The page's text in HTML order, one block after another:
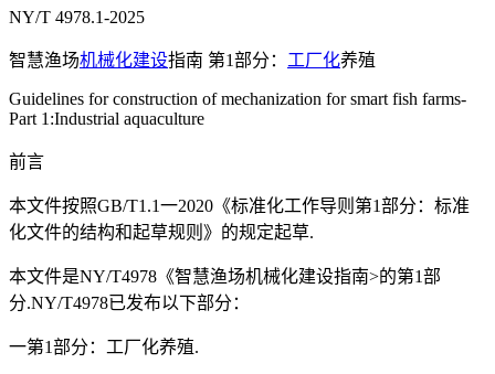
NY/T 4978.1-2025
智慧渔场机械化建设指南 第1部分： 工厂化养殖
Guidelines for construction of mechanization for smart fish farms-
Part 1:Industrial aquaculture
前言
本文件按照GB/T1.1一2020《标准化工作导则第1部分：标准
化文件的结构和起草规则》的规定起草.
本文件是NY/T4978《智慧渔场机械化建设指南>的第1部
分.NY/T4978已发布以下部分：
一第1部分：工厂化养殖.